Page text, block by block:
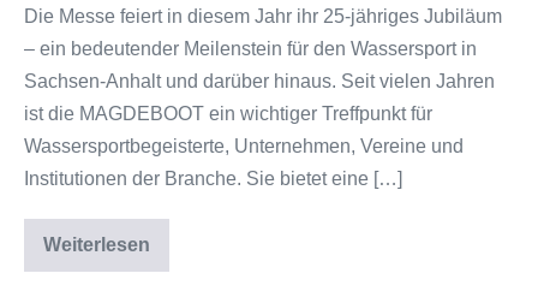
Die Messe feiert in diesem Jahr ihr 25-jähriges Jubiläum
– ein bedeutender Meilenstein für den Wassersport in
Sachsen-Anhalt und darüber hinaus. Seit vielen Jahren
ist die MAGDEBOOT ein wichtiger Treffpunkt für
Wassersportbegeisterte, Unternehmen, Vereine und
Institutionen der Branche. Sie bietet eine […]
Weiterlesen
WVW
auf